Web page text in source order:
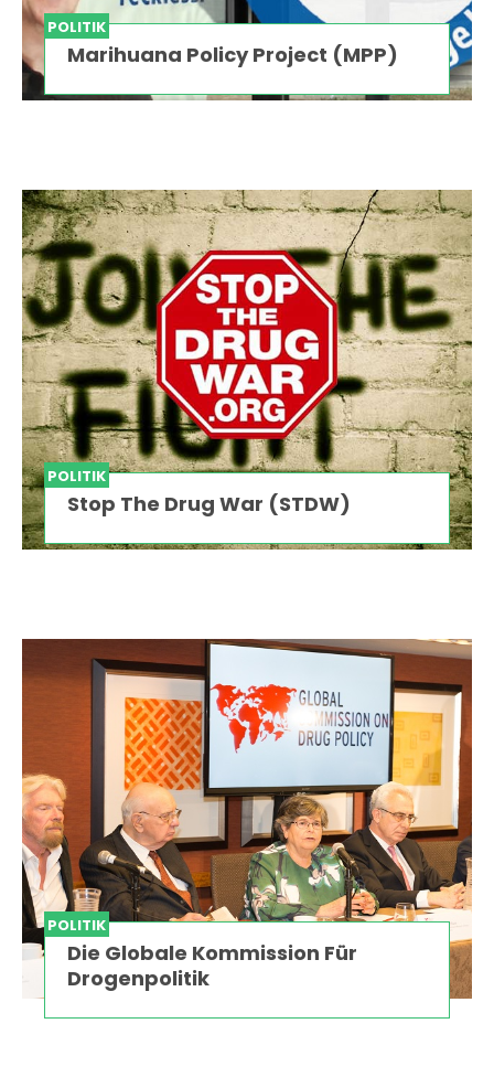
POLITIK
Marihuana Policy Project (MPP)
POLITIK
Stop The Drug War (STDW)
POLITIK
Die Globale Kommission Für
Drogenpolitik